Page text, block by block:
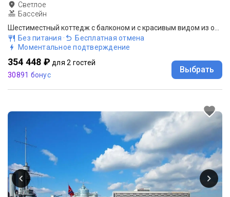
Светлое
Бассейн
Шестиместный коттедж с балконом и с красивым видом из окна
Без питания ·
Бесплатная отмена
Моментальное подтверждение
354 448 ₽ для 2 гостей
30891 бонус
Выбрать